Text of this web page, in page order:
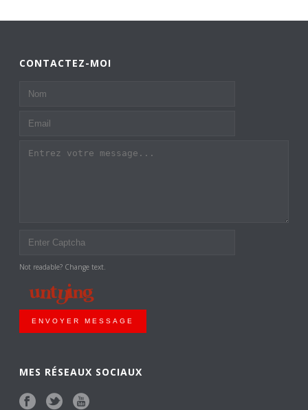
CONTACTEZ-MOI
Not readable? Change text.
ENVOYER MESSAGE
MES RÉSEAUX SOCIAUX